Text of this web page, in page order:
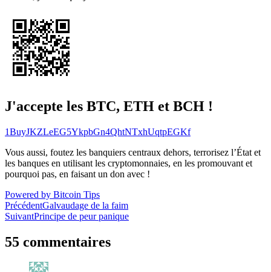
J'accepte les BTC, ETH et BCH !
1BuyJKZLeEG5YkpbGn4QhtNTxhUqtpEGKf
Vous aussi, foutez les banquiers centraux dehors, terrorisez l’État et
les banques en utilisant les cryptomonnaies, en les promouvant et
pourquoi pas, en faisant un don avec !
Powered by Bitcoin Tips
Navigation
de
l’article
PrécédentGalvaudage de la faim
SuivantPrincipe de peur panique
55 commentaires